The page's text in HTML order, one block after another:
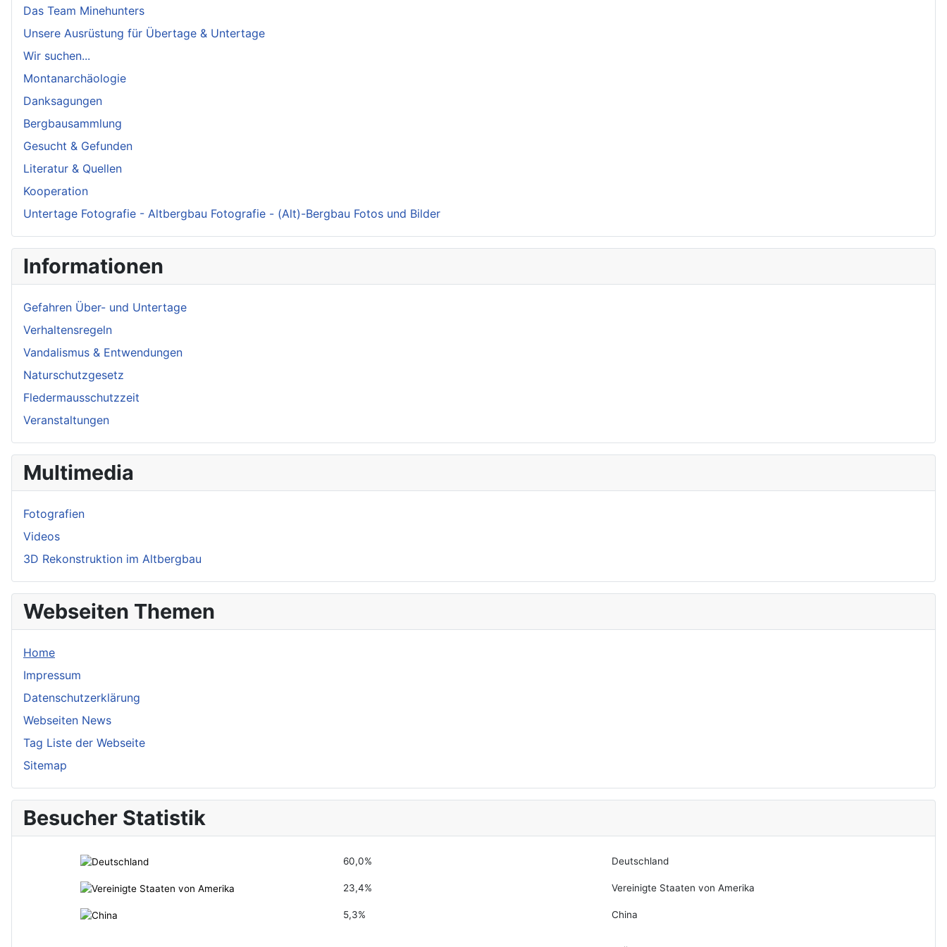
Das Team Minehunters
Unsere Ausrüstung für Übertage & Untertage
Wir suchen...
Montanarchäologie
Danksagungen
Bergbausammlung
Gesucht & Gefunden
Literatur & Quellen
Kooperation
Untertage Fotografie - Altbergbau Fotografie - (Alt)-Bergbau Fotos und Bilder
Informationen
Gefahren Über- und Untertage
Verhaltensregeln
Vandalismus & Entwendungen
Naturschutzgesetz
Fledermausschutzzeit
Veranstaltungen
Multimedia
Fotografien
Videos
3D Rekonstruktion im Altbergbau
Webseiten Themen
Home
Impressum
Datenschutzerklärung
Webseiten News
Tag Liste der Webseite
Sitemap
Besucher Statistik
60,0% Deutschland
23,4% Vereinigte Staaten von Amerika
5,3% China